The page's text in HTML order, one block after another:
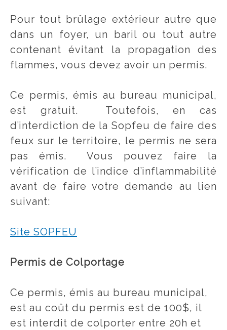
Pour tout brûlage extérieur autre que
dans un foyer, un baril ou tout autre
contenant évitant la propagation des
flammes, vous devez avoir un permis.
Ce permis, émis au bureau municipal,
est gratuit. Toutefois, en cas
d’interdiction de la Sopfeu de faire des
feux sur le territoire, le permis ne sera
pas émis. Vous pouvez faire la
vérification de l’indice d’inflammabilité
avant de faire votre demande au lien
suivant:
Site SOPFEU
Permis de Colportage
Ce permis, émis au bureau municipal,
est au coût du permis est de 100$, il
est interdit de colporter entre 20h et